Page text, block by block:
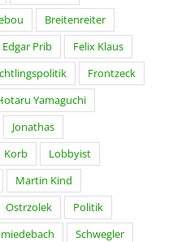
Breitenreiter
Edgar Prib
Felix Klaus
Frontzeck
Yamaguchi
Jonathas
Korb
Lobbyist
Martin Kind
Ostrzolek
Politik
Schwegler